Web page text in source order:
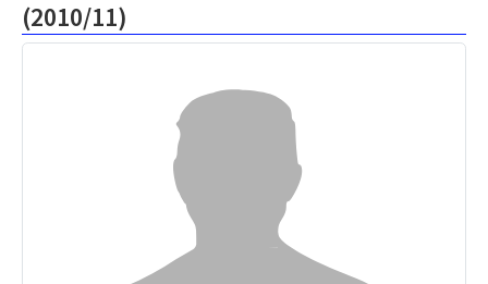
(2010/11)